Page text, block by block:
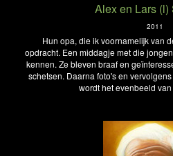
Alex en Lars (l)
2011
Hun opa, die ik voornamelijk van
opdracht. Een middagje met die
kennen. Ze bleven braaf en
schetsen. Daarna foto's en
wordt het evenbeeld